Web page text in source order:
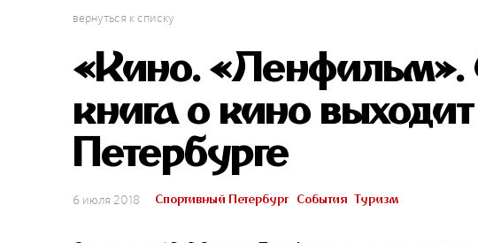
вернуться к списку
«Кино. «Ленфильм».
книга о кино
Петербурге
6 июля 2018 Спортивный Петербург События Туризм